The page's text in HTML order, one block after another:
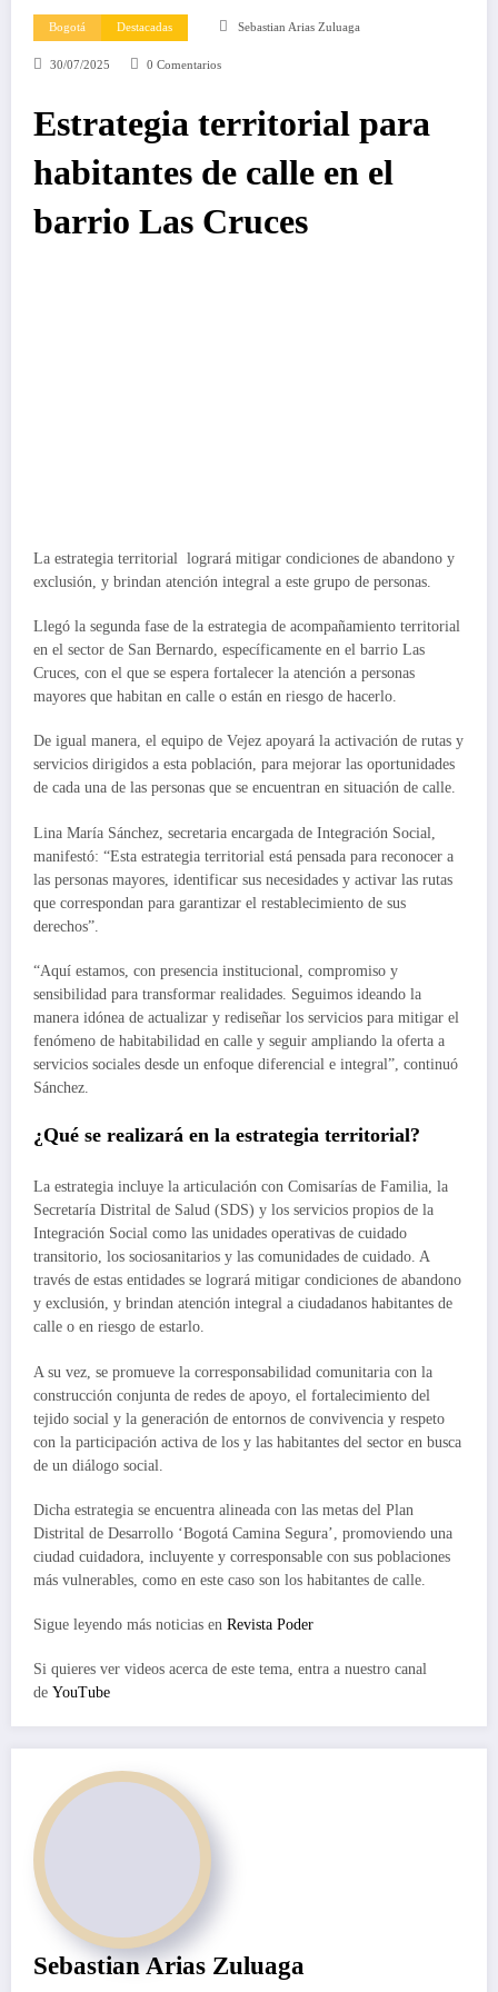
Bogotá Destacadas Sebastian Arias Zuluaga
30/07/2025 0 Comentarios
Estrategia territorial para
habitantes de calle en el
barrio Las Cruces
La estrategia territorial logrará mitigar condiciones de abandono y
exclusión, y brindan atención integral a este grupo de personas.
Llegó la segunda fase de la estrategia de acompañamiento territorial
en el sector de San Bernardo, específicamente en el barrio Las
Cruces, con el que se espera fortalecer la atención a personas
mayores que habitan en calle o están en riesgo de hacerlo.
De igual manera, el equipo de Vejez apoyará la activación de rutas y
servicios dirigidos a esta población, para mejorar las oportunidades
de cada una de las personas que se encuentran en situación de calle.
Lina María Sánchez, secretaria encargada de Integración Social,
manifestó: “Esta estrategia territorial está pensada para reconocer a
las personas mayores, identificar sus necesidades y activar las rutas
que correspondan para garantizar el restablecimiento de sus
derechos”.
“Aquí estamos, con presencia institucional, compromiso y
sensibilidad para transformar realidades. Seguimos ideando la
manera idónea de actualizar y rediseñar los servicios para mitigar el
fenómeno de habitabilidad en calle y seguir ampliando la oferta a
servicios sociales desde un enfoque diferencial e integral”, continuó
Sánchez.
¿Qué se realizará en la estrategia territorial?
La estrategia incluye la articulación con Comisarías de Familia, la
Secretaría Distrital de Salud (SDS) y los servicios propios de la
Integración Social como las unidades operativas de cuidado
transitorio, los sociosanitarios y las comunidades de cuidado. A
través de estas entidades se logrará mitigar condiciones de abandono
y exclusión, y brindan atención integral a ciudadanos habitantes de
calle o en riesgo de estarlo.
A su vez, se promueve la corresponsabilidad comunitaria con la
construcción conjunta de redes de apoyo, el fortalecimiento del
tejido social y la generación de entornos de convivencia y respeto
con la participación activa de los y las habitantes del sector en busca
de un diálogo social.
Dicha estrategia se encuentra alineada con las metas del Plan
Distrital de Desarrollo ‘Bogotá Camina Segura’, promoviendo una
ciudad cuidadora, incluyente y corresponsable con sus poblaciones
más vulnerables, como en este caso son los habitantes de calle.
Sigue leyendo más noticias en Revista Poder
Si quieres ver videos acerca de este tema, entra a nuestro canal
de YouTube
Sebastian Arias Zuluaga